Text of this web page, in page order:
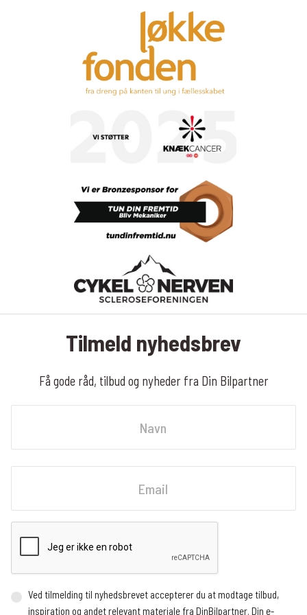
Tilmeld nyhedsbrev
Få gode råd, tilbud og nyheder fra Din Bilpartner
Ved tilmelding til nyhedsbrevet accepterer du at modtage tilbud,
inspiration og andet relevant materiale fra DinBilpartner. Din e-